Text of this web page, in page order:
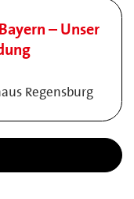
– Unser
Regensburg